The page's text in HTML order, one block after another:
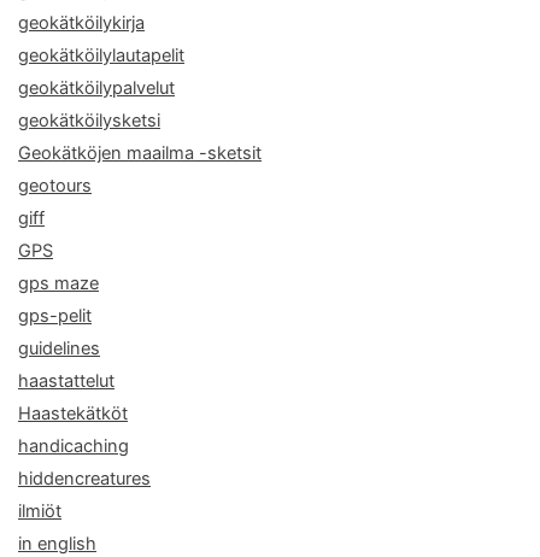
geokätköilykirja
geokätköilylautapelit
geokätköilypalvelut
geokätköilysketsi
Geokätköjen maailma -sketsit
geotours
giff
GPS
gps maze
gps-pelit
guidelines
haastattelut
Haastekätköt
handicaching
hiddencreatures
ilmiöt
in english